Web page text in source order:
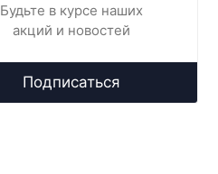
Будьте в курсе наших
акций и новостей
Подписаться